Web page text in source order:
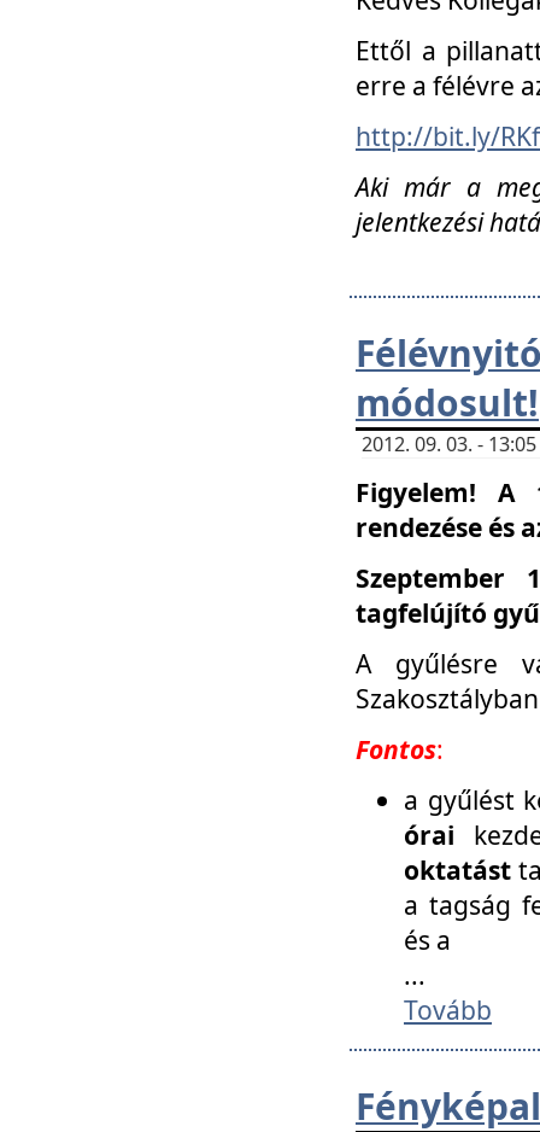
Ettől a
erre a félévre
http://bit.ly/
Aki már a
jelentkezési
módosult!
2012. 09. 03. -
Figyelem! A
rendezése és
Szeptember
tagfelújító
A gyűlésre
Fontos:
a gyűlést
órai
oktatást
a tagság
és a
...
Tovább